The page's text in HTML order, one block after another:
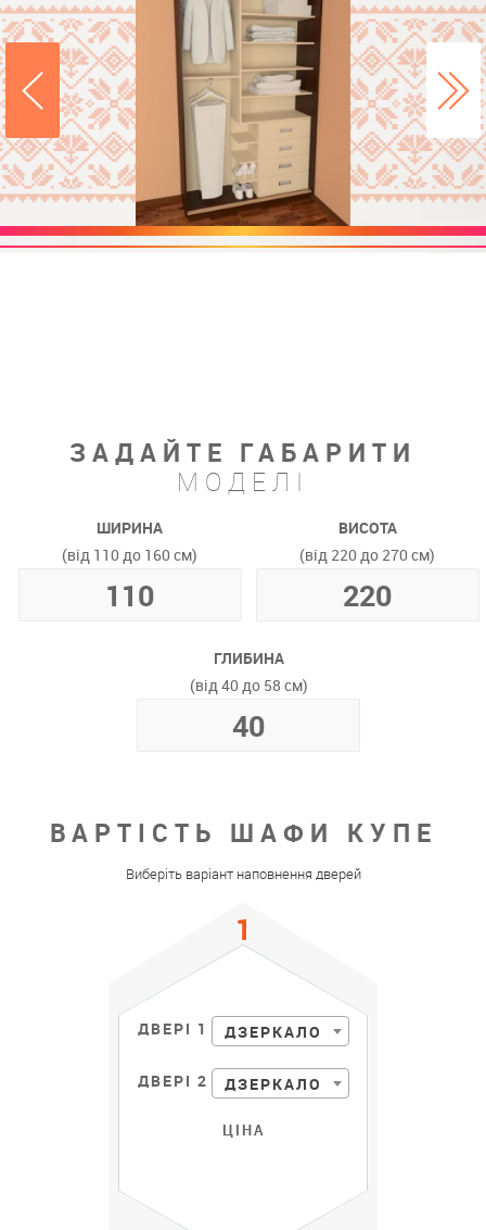
ЗАДАЙТЕ ГАБАРИТИ
МОДЕЛІ
ШИРИНА
(від 110 до 160 см)
ВИСОТА
(від 220 до 270 см)
ГЛИБИНА
(від 40 до 58 см)
ВАРТІСТЬ ШАФИ КУПЕ
Виберіть варіант наповнення дверей
ДВЕРІ 1 ДЗЕРКАЛО
ДВЕРІ 2 ДЗЕРКАЛО
ЦІНА